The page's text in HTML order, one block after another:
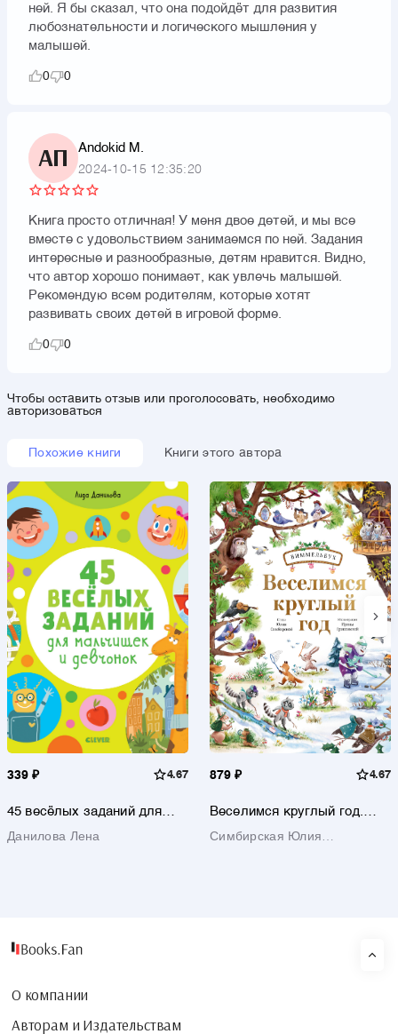
ней. Я бы сказал, что она подойдёт для развития
любознательности и логического мышления у
малышей.
0 0
АП Andokid M.
2024-10-15 12:35:20
Книга просто отличная! У меня двое детей, и мы все
вместе с удовольствием занимаемся по ней. Задания
интересные и разнообразные, детям нравится. Видно,
что автор хорошо понимает, как увлечь малышей.
Рекомендую всем родителям, которые хотят
развивать своих детей в игровой форме.
0 0
Чтобы оставить отзыв или проголосовать, необходимо
авторизоваться
Похожие книги Книги этого автора
339 ₽ 4.67
45 весёлых заданий для
Данилова Лена
879 ₽ 4.67
Веселимся круглый год.
Симбирская Юлия
О компании
Авторам и Издательствам